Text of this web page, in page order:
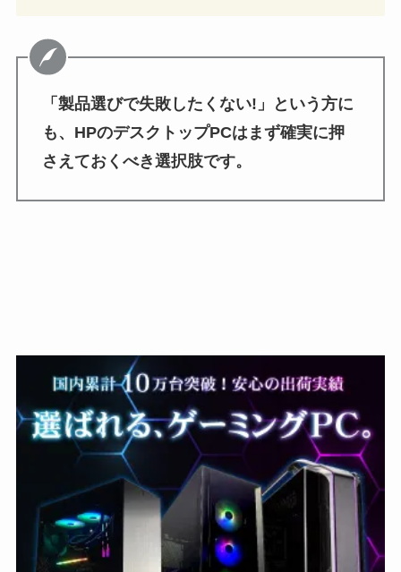
「製品選びで失敗したくない!」という方に
も、HPのデスクトップPCはまず確実に押
さえておくべき選択肢です。